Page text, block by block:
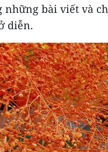
những bài viết và
diễn.